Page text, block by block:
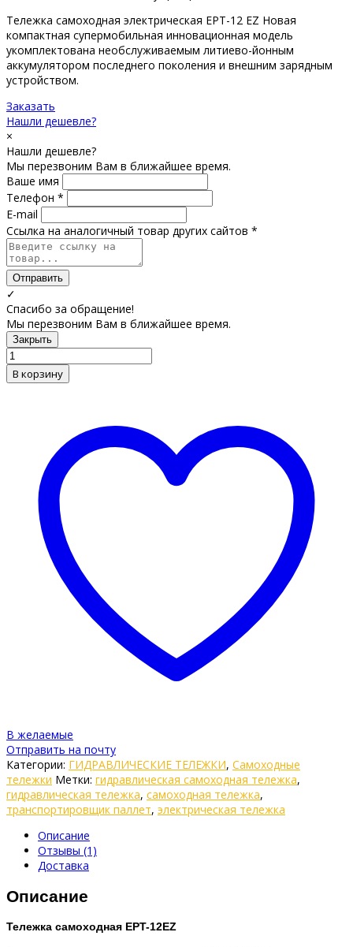
Тележка самоходная электричеcкая EPT-12 EZ Новая
компактная супермобильная инновационная модель
укомплектована необслуживаемым литиево-йонным
аккумулятором последнего поколения и внешним зарядным
устройством.
Заказать
Нашли дешевле?
×
Нашли дешевле?
Мы перезвоним Вам в ближайшее время.
Ваше имя
Телефон *
E-mail
Ссылка на аналогичный товар других сайтов *
Отправить
✓
Спасибо за обращение!
Мы перезвоним Вам в ближайшее время.
Закрыть
В корзину
В желаемые
Отправить на почту
Категории: ГИДРАВЛИЧЕСКИЕ ТЕЛЕЖКИ, Самоходные
тележки Метки: гидравлическая самоходная тележка,
гидравлическая тележка, самоходная тележка,
транспортировщик паллет, электрическая тележка
Описание
Отзывы (1)
Доставка
Описание
Тележка самоходная EPT-12EZ